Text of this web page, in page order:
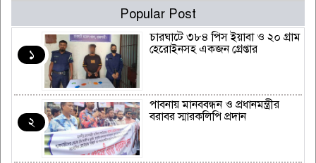
Popular Post
১
চারঘাটে ৩৮৪ পিস ইয়াবা ও ২০ গ্রাম
হেরোইনসহ একজন গ্রেপ্তার
২
পাবনায় মানববন্ধন ও প্রধানমন্ত্রীর
বরাবর স্মারকলিপি প্রদান